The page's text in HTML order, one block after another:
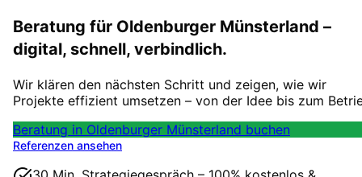
Beratung für Oldenburger Münsterland –
digital, schnell, verbindlich.
Wir klären den nächsten Schritt und zeigen, wie wir
Projekte effizient umsetzen – von der Idee bis zum
Beratung in Oldenburger Münsterland buchen
Referenzen ansehen